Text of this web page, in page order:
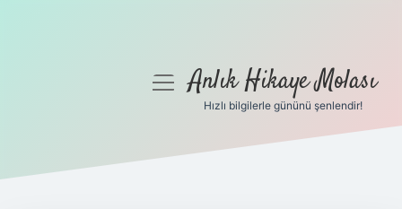
Gizlilik Politikası
menüyüAnlık Hikaye Molası
Hızlı bilgilerle gününü şenlendir!